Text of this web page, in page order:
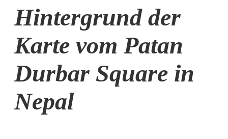
Hintergrund der
Karte vom Patan
Durbar Square in
Nepal